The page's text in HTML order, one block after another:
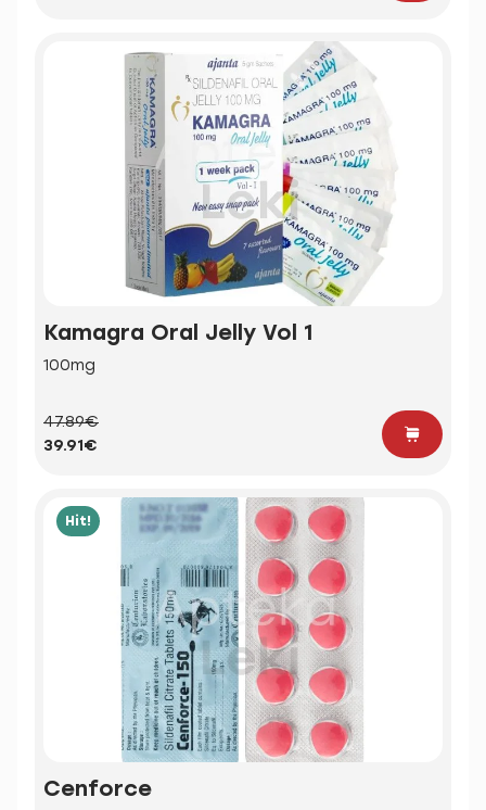
Kamagra Oral Jelly Vol 1
100mg
47.89€
39.91€
Hit!
Cenforce